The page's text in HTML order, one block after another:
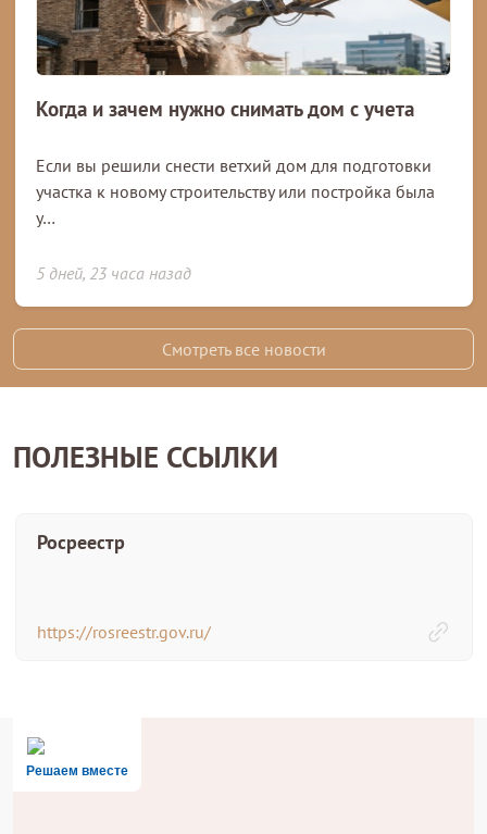
Когда и зачем нужно снимать дом с учета
Если вы решили снести ветхий дом для подготовки
участка к новому строительству или постройка была
у…
5 дней, 23 часа назад
Смотреть все новости
ПОЛЕЗНЫЕ ССЫЛКИ
Росреестр
https://rosreestr.gov.ru/
Решаем вместе